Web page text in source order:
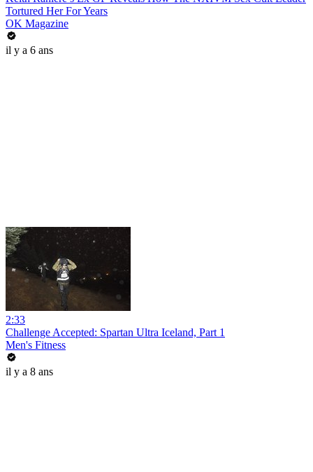
Tortured Her For Years
OK Magazine
il y a 6 ans
2:33
Challenge Accepted: Spartan Ultra Iceland, Part 1
Men's Fitness
il y a 8 ans